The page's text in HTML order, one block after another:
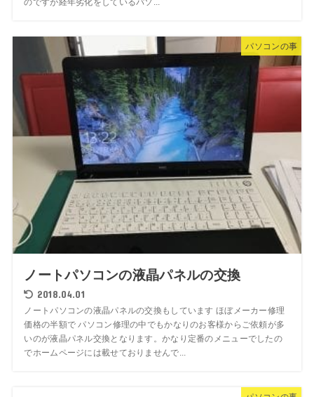
のですが経年劣化をしているパソ...
パソコンの事
ノートパソコンの液晶パネルの交換
2018.04.01
ノートパソコンの液晶パネルの交換もしています ほぼメーカー修理
価格の半額で パソコン修理の中でもかなりのお客様からご依頼が多
いのが液晶パネル交換となります。かなり定番のメニューでしたの
でホームページには載せておりませんで...